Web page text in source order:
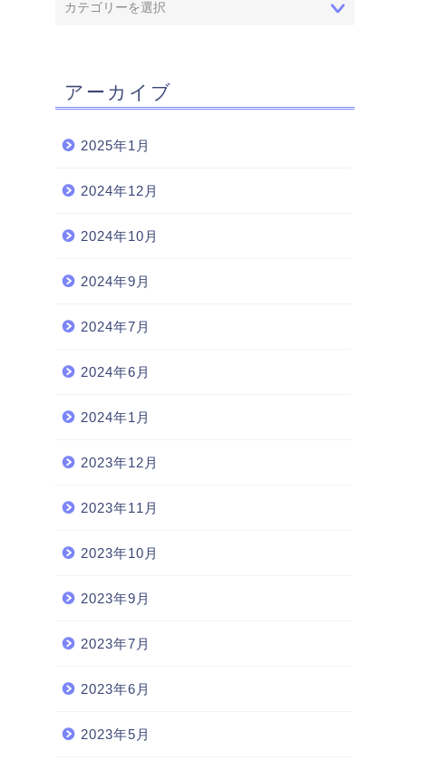
アーカイブ
2025年1月
2024年12月
2024年10月
2024年9月
2024年7月
2024年6月
2024年1月
2023年12月
2023年11月
2023年10月
2023年9月
2023年7月
2023年6月
2023年5月